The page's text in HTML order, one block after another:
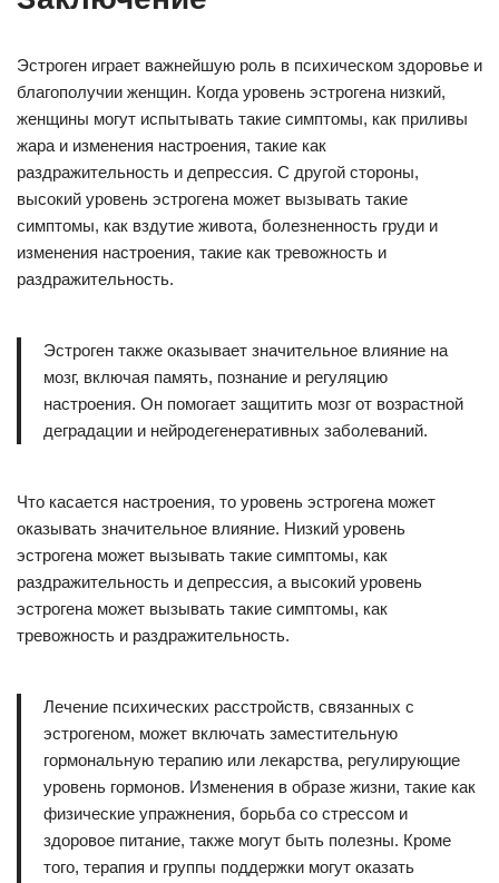
Эстроген играет важнейшую роль в психическом здоровье и
благополучии женщин. Когда уровень эстрогена низкий,
женщины могут испытывать такие симптомы, как приливы
жара и изменения настроения, такие как
раздражительность и депрессия. С другой стороны,
высокий уровень эстрогена может вызывать такие
симптомы, как вздутие живота, болезненность груди и
изменения настроения, такие как тревожность и
раздражительность.
Эстроген также оказывает значительное влияние на
мозг, включая память, познание и регуляцию
настроения. Он помогает защитить мозг от возрастной
деградации и нейродегенеративных заболеваний.
Что касается настроения, то уровень эстрогена может
оказывать значительное влияние. Низкий уровень
эстрогена может вызывать такие симптомы, как
раздражительность и депрессия, а высокий уровень
эстрогена может вызывать такие симптомы, как
тревожность и раздражительность.
Лечение психических расстройств, связанных с
эстрогеном, может включать заместительную
гормональную терапию или лекарства, регулирующие
уровень гормонов. Изменения в образе жизни, такие как
физические упражнения, борьба со стрессом и
здоровое питание, также могут быть полезны. Кроме
того, терапия и группы поддержки могут оказать